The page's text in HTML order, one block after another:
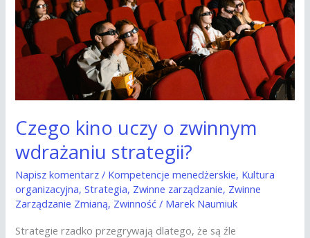
Czego kino uczy o zwinnym
wdrażaniu strategii?
Napisz komentarz / Kompetencje menedżerskie, Kultura
organizacyjna,Strategia, Zwinne zarządzanie, Zwinne
Zarządzanie Zmianą, Zwinność / Marek Naumiuk
Strategie rzadko przegrywają dlatego, że są źle
o
zwinnym
wdrażaniu
strategii?